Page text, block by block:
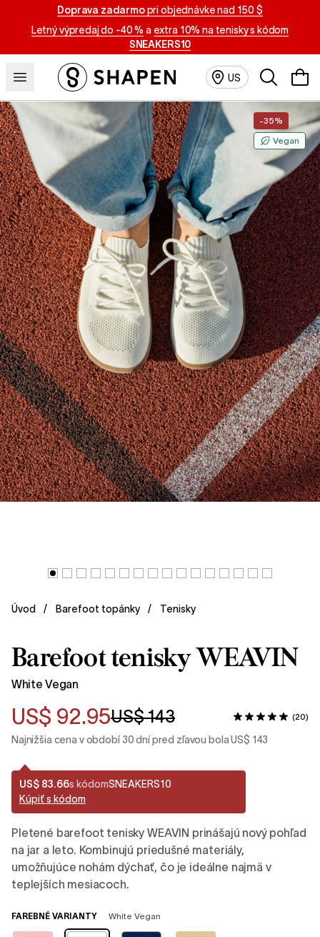
Doprava zadarmopri objednávke nad 150 $
Letný výpredaj do -40 % a extra 10% na tenisky s kódom
SNEAKERS10
US
-35%
Vegan
Úvod Barefoot topánky Tenisky
Barefoot tenisky WEAVIN
White Vegan
US$ 92.95US$ 143 (20)
Najnižšia cena v období 30 dní pred zľavou bola US$ 143
US$ 83.66s kódomSNEAKERS10
Kúpiť s kódom
Pletené barefoot tenisky WEAVIN prinášajú nový pohľad
na jar a leto. Kombinujú priedušné materiály,
umožňujúce nohám dýchať, čo je ideálne najmä v
teplejších mesiacoch.
FAREBNÉ VARIANTY White Vegan